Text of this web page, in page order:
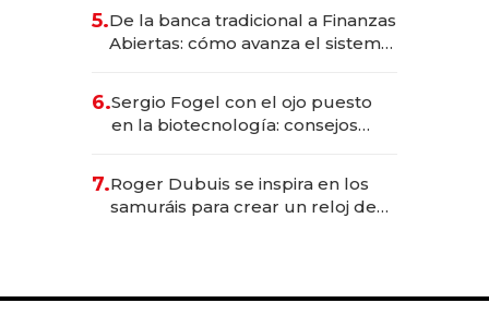
5.De la banca tradicional a Finanzas
Abiertas: cómo avanza el sistema
6.Sergio Fogel con el ojo puesto
en la biotecnología: consejos
rol de la IA
7.Roger Dubuis se inspira en los
samuráis para crear un reloj de